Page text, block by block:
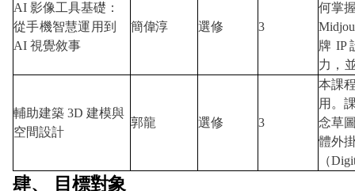
AI 影像工具基礎 ：
從手機智慧運用到
AI 視覺敘事
簡偉淳 選修 3
何掌
牌 IP
力，
輔助建築 3D 建模與
空間設計
郭龍 選修 3
本課
用。
念草
體外
（
肆、 目標對象